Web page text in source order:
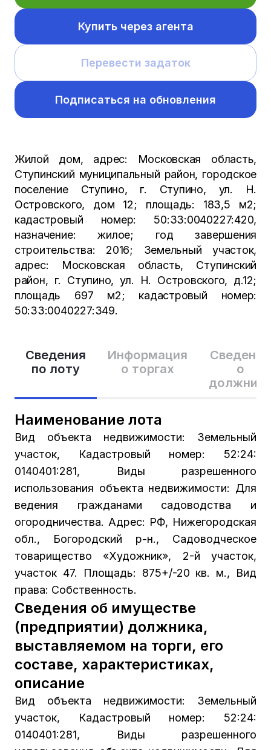
Сведения
по лоту
Информация
о торгах
Сведения
о
Наименование лота
Вид объекта недвижимости: Земельный
участок, Кадастровый номер: 52:24:
0140401:281, Виды разрешенного
использования объекта недвижимости: Для
ведения гражданами садоводства и
огородничества. Адрес: РФ, Нижегородская
обл., Богородский р-н., Садоводческое
товарищество «Художник», 2-й участок,
участок 47. Площадь: 875+/-20 кв. м., Вид
права: Собственность.
Сведения об имуществе
(предприятии) должника,
выставляемом на торги, его
составе, характеристиках,
описание
Вид объекта недвижимости: Земельный
участок, Кадастровый номер: 52:24:
0140401:281, Виды разрешенного
Купить через агента
Перевести задаток
Подписаться на обновления
Жилой дом, адрес: Московская область,
Ступинский муниципальный район, городское
поселение Ступино, г. Ступино, ул. Н.
Островского, дом 12; площадь: 183,5 м2;
кадастровый номер: 50:33:0040227:420,
назначение: жилое; год завершения
строительства: 2016; Земельный участок,
адрес: Московская область, Ступинский
район, г. Ступино, ул. Н. Островского, д.12;
площадь 697 м2; кадастровый номер:
50:33:0040227:349.